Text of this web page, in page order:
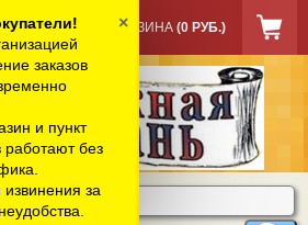
КОРЗИНА (0 РУБ.)
заказов
и пункт
работают без
за
×